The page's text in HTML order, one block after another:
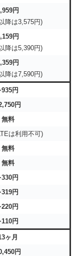
円
降は3,575円)
円
降は5,390円)
円
降は7,590円)
円
円
無料
は利用不可)
無料
無料
円
円
円
円
ヶ月
円